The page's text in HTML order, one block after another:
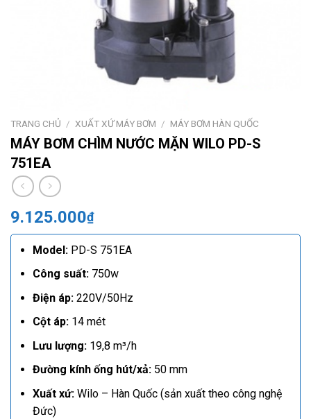
TRANG CHỦ / XUẤT XỨ MÁY BƠM / MÁY BƠM HÀN QUỐC
MÁY BƠM CHÌM NƯỚC MẶN WILO PD-S
751EA
9.125.000₫
Model:PD-S 751EA
Công suất:750w
Điện áp:220V/50Hz
Cột áp:14 mét
Lưu lượng:19,8 m³/h
Đường kính ống hút/xả:50 mm
Xuất xứ:Wilo – Hàn Quốc (sản xuất theo công nghệ
Đức)